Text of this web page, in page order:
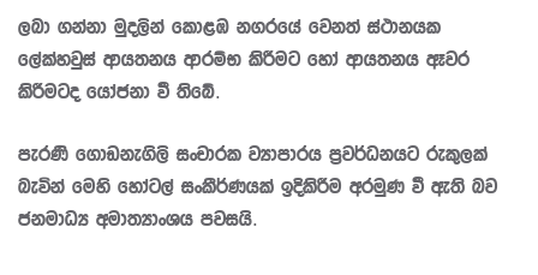
ලබා ගන්නා මුදලින් කොළඹ නගරයේ වෙනත් ස්ථානයක
ලේක්හවුස් ආයතනය ආරම්භ කිරීමට හෝ ආයතනය ඈවර
කිරීමටද යෝජනා වී තිබේ.
පැරණි ගොඩනැගිලි සංචාරක ව්‍යාපාරය ප්‍රවර්ධනයට රුකුලක්
බැවින් මෙහි හෝටල් සංකීර්ණයක් ඉදිකිරීම අරමුණ වී ඇති බව
ජනමාධ්‍ය අමාත්‍යාංශය පවසයි.